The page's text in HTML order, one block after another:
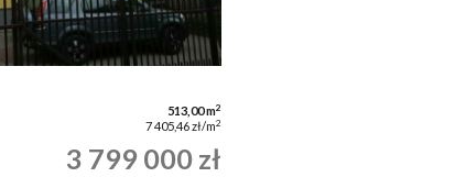
513,00 m2
7 405,46 zł/m2
3 799 000 zł